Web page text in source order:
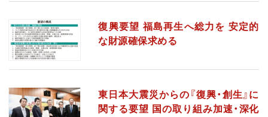
復興要望 福島再生へ総力を 安定的
な財源確保求める
東日本大震災からの『復興・創生』に
関する要望 国の取り組み加速・深化